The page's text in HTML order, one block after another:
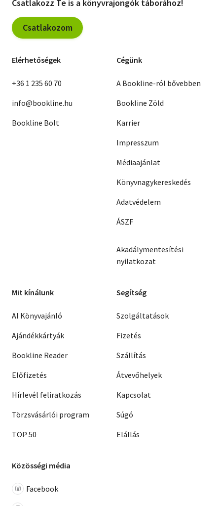
Csatlakozz Te is a könyvrajongók táborához!
Csatlakozom
Elérhetőségek
+36 1 235 60 70
info@bookline.hu
Bookline Bolt
Cégünk
A Bookline-ról bővebben
Bookline Zöld
Karrier
Impresszum
Médiaajánlat
Könyvnagykereskedés
Adatvédelem
ÁSZF
Akadálymentesítési
nyilatkozat
Mit kínálunk
AI Könyvajánló
Ajándékkártyák
Bookline Reader
Előfizetés
Hírlevél feliratkozás
Törzsvásárlói program
TOP 50
Segítség
Szolgáltatások
Fizetés
Szállítás
Átvevőhelyek
Kapcsolat
Súgó
Elállás
Közösségi média
Facebook